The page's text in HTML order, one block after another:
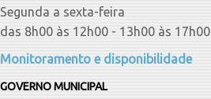
Segunda a sexta-feira
das 8h00 às 12h00 - 13h00 às 17h00
Monitoramento e disponibilidade
GOVERNO MUNICIPAL